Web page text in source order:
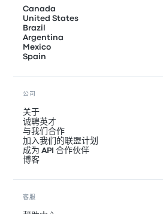
Canada
United States
Brazil
Argentina
Mexico
Spain
公司
关于
诚聘英才
与我们合作
加入我们的联盟计划
成为 API 合作伙伴
博客
客服